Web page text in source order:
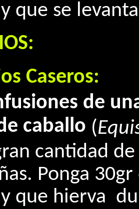
que se
Caseros:
de
caballo (
cantidad
Ponga
que hierva